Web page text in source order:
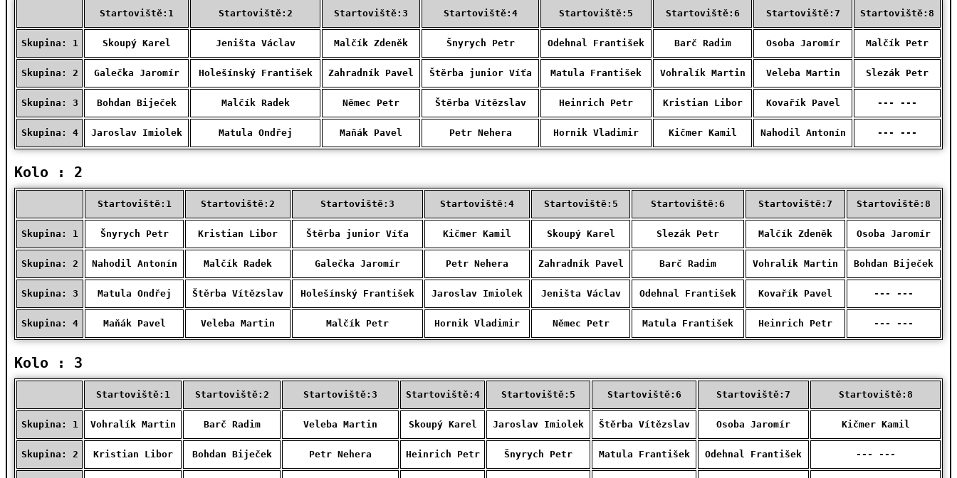
Startoviště:1 Startoviště:2 Startoviště:3 Startoviště:4 Startoviště:5 Startoviště:6 Startoviště:7 Startoviště:8
Skupina: 1 Skoupý Karel Jeništa Václav Malčík Zdeněk Šnyrych Petr Odehnal František Barč Radim Osoba Jaromír Malčík Petr
Skupina: 2 Galečka Jaromír Holešínský František Zahradník Pavel Štěrba junior Víťa Matula František Vohralík Martin Veleba Martin Slezák Petr
Skupina: 3 Bohdan Biječek Malčík Radek Němec Petr Štěrba Vítězslav Heinrich Petr Kristian Libor Kovařík Pavel --- ---
Skupina: 4 Jaroslav Imiolek Matula Ondřej Maňák Pavel Petr Nehera Hornik Vladimir Kičmer Kamil Nahodil Antonín --- ---
Kolo : 2
Startoviště:1 Startoviště:2 Startoviště:3 Startoviště:4 Startoviště:5 Startoviště:6 Startoviště:7 Startoviště:8
Skupina: 1 Šnyrych Petr Kristian Libor Štěrba junior Víťa Kičmer Kamil Skoupý Karel Slezák Petr Malčík Zdeněk Osoba Jaromír
Skupina: 2 Nahodil Antonín Malčík Radek Galečka Jaromír Petr Nehera Zahradník Pavel Barč Radim Vohralík Martin Bohdan Biječek
Skupina: 3 Matula Ondřej Štěrba Vítězslav Holešínský František Jaroslav Imiolek Jeništa Václav Odehnal František Kovařík Pavel --- ---
Skupina: 4 Maňák Pavel Veleba Martin Malčík Petr Hornik Vladimir Němec Petr Matula František Heinrich Petr --- ---
Kolo : 3
Startoviště:1 Startoviště:2 Startoviště:3 Startoviště:4 Startoviště:5 Startoviště:6 Startoviště:7 Startoviště:8
Skupina: 1 Vohralík Martin Barč Radim Veleba Martin Skoupý Karel Jaroslav Imiolek Štěrba Vítězslav Osoba Jaromír Kičmer Kamil
Skupina: 2 Kristian Libor Bohdan Biječek Petr Nehera Heinrich Petr Šnyrych Petr Matula František Odehnal František --- ---